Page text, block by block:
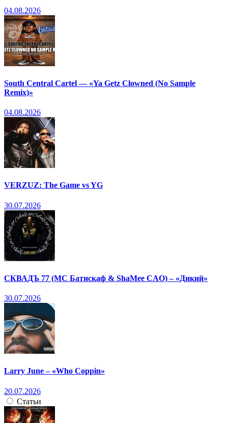
04.08.2026
South Central Cartel — «Ya Getz Clowned (No Sample
Remix)»
04.08.2026
VERZUZ: The Game vs YG
30.07.2026
СКВАДЪ 77 (МС Батискаф & ShaMee CAO) – «Дикий»
30.07.2026
Larry June – «Who Coppin»
20.07.2026
Статьи